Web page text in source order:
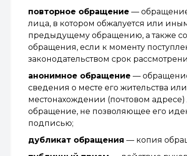
повторное обращение —
лица, в котором обжалуется или
предыдущему обращению, а также
обращения, если к моменту
законодательством срок
анонимное обращение —
сведения о месте его жительства
местонахождении (почтовом
обращение, не позволяющее его
подписью;
дубликат обращения — копия